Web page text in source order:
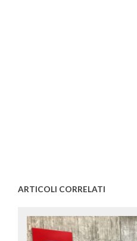
ARTICOLI CORRELATI